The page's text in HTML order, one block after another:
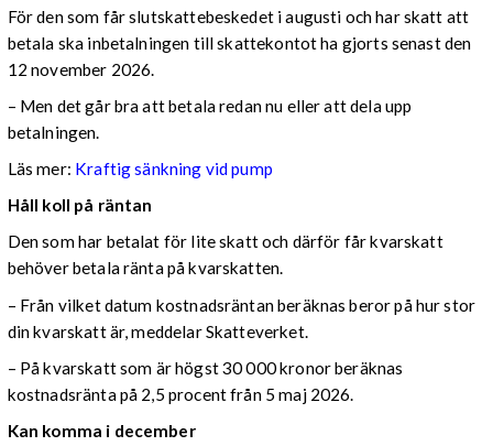
För den som får slutskattebeskedet i augusti och har skatt att
betala ska inbetalningen till skattekontot ha gjorts senast den
12 november 2026.
– Men det går bra att betala redan nu eller att dela upp
betalningen.
Läs mer: Kraftig sänkning vid pump
Håll koll på räntan
Den som har betalat för lite skatt och därför får kvarskatt
behöver betala ränta på kvarskatten.
– Från vilket datum kostnadsräntan beräknas beror på hur stor
din kvarskatt är, meddelar Skatteverket.
– På kvarskatt som är högst 30 000 kronor beräknas
kostnadsränta på 2,5 procent från 5 maj 2026.
Kan komma i december